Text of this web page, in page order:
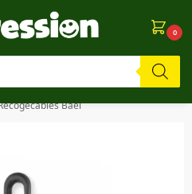
0
Si algo falla, ¡Perdón!⚠️
Bael